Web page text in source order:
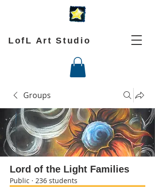
LofL Art Studio
Groups
Lord of the Light Families
Public · 236 students